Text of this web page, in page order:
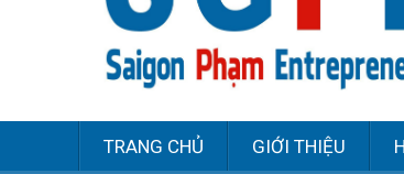
TRANG CHỦ GIỚI THIỆU